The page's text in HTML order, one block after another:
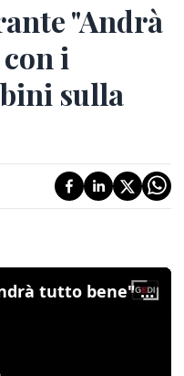
"Andrà
i
sulla
La mostra itinerante "Andrà tutto bene" a Vo' con i disegni dei bambini sulla pandemia